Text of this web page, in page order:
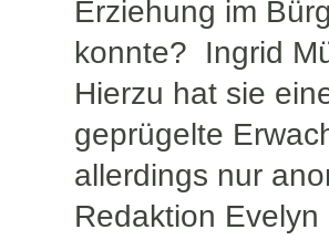
Erziehung im
konnte? Ingrid
Hierzu hat sie
geprügelte
allerdings nur
Redaktion